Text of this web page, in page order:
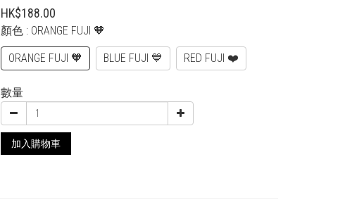
HK$188.00
顏色 : ORANGE FUJI 🧡
ORANGE FUJI 🧡 BLUE FUJI 💙 RED FUJI ❤️
數量
加入購物車